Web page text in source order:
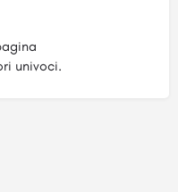
univoci.